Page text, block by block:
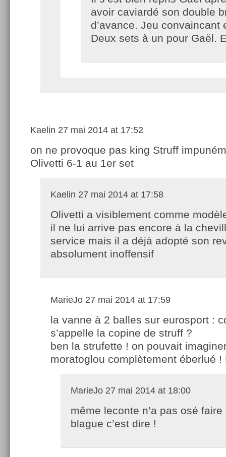
avoir caviardé son double
d’avance. Jeu convaincant
Deux sets à un pour Gaël.
Kaelin 27 mai 2014 at 17:52
on ne provoque pas king Struff
Olivetti 6-1 au 1er set
Kaelin 27 mai 2014 at 17:58
Olivetti a visiblement comme
il ne lui arrive pas encore à la
service mais il a déjà adopté son
absolument inoffensif
MarieJo 27 mai 2014 at 17:59
la vanne à 2 balles sur eurosport :
s’appelle la copine de struff ?
ben la strufette ! on pouvait
moratoglou complètement éberlué !
MarieJo 27 mai 2014 at 18:00
même leconte n’a pas osé faire
blague c’est dire !